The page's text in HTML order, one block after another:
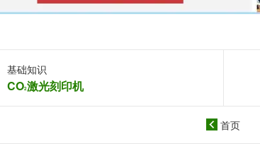
基础知识
CO2激光刻印机
首页